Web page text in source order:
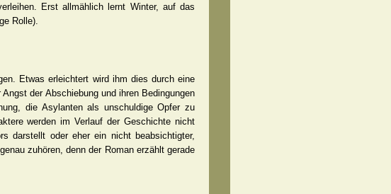
Erst allmählich lernt Winter, auf das
Rolle).
Etwas erleichtert wird ihm dies durch eine
der Abschiebung und ihren Bedingungen
die Asylanten als unschuldige Opfer zu
werden im Verlauf der Geschichte nicht
darstellt oder eher ein nicht beabsichtigter,
zuhören, denn der Roman erzählt gerade